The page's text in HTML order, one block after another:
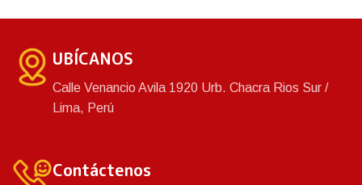
UBÍCANOS
Calle Venancio Avila 1920 Urb. Chacra Rios Sur /
Lima, Perú
Contáctenos